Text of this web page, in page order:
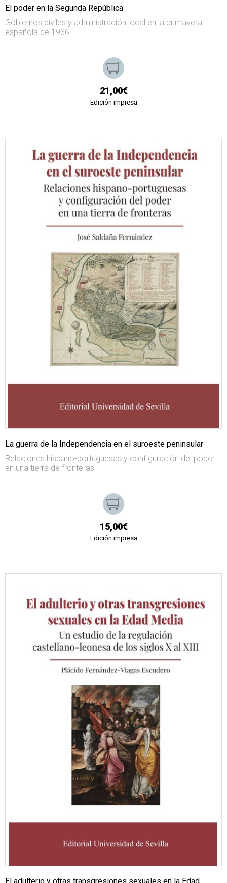
El poder en la Segunda República
Gobiernos civiles y administración local en la primavera
española de 1936
21,00€
Edición impresa
La guerra de la Independencia en el suroeste peninsular
Relaciones hispano-portuguesas y configuración del poder
en una tierra de fronteras
15,00€
Edición impresa
El adulterio y otras transgresiones sexuales en la Edad